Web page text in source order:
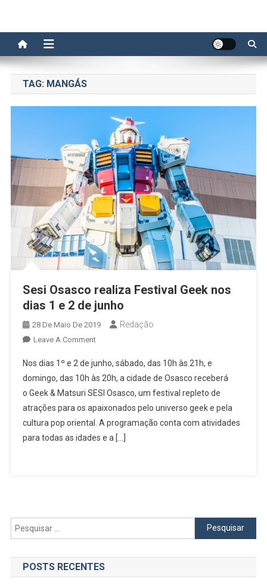
TAG: MANGÁS
Sesi Osasco realiza Festival Geek nos
dias 1 e 2 de junho
28 De Maio De 2019 Redação
Leave A CommentOn
Osasco
Realiza
Festival
Geek
Nos
Dias
Nos dias 1º e 2 de junho, sábado, das 10h às 21h, e
domingo, das 10h às 20h, a cidade de Osasco receberá
o Geek & Matsuri SESI Osasco, um festival repleto de
atrações para os apaixonados pelo universo geek e pela
cultura pop oriental. A programação conta com atividades
para todas as idades e a […]
Pesquisar
por:
POSTS RECENTES